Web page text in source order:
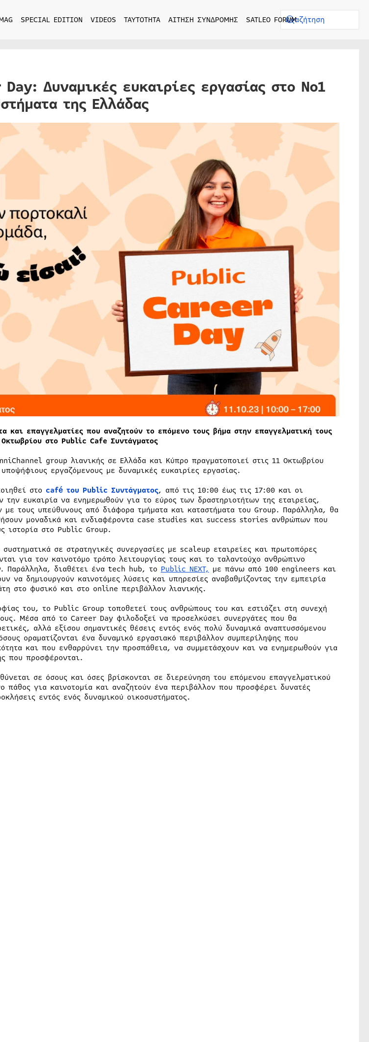
SPECIAL EDITION VIDEOS ΤΑΥΤΟΤΗΤΑ ΑΙΤΗΣΗ ΣΥΝΔΡΟΜΗΣ SATLEO FORUM
Δυναμικές ευκαιρίες εργασίας στο Νο1
της Ελλάδας
και επαγγελματίες που αναζητούν το επόμενο τους βήμα στην επαγγελματική τους
Οκτωβρίου στο Public Cafe Συντάγματος
group λιανικής σε Ελλάδα και Κύπρο πραγματοποιεί στις 11 Οκτωβρίου
εργαζόμενους με δυναμικές ευκαιρίες εργασίας.
στο café του Public Συντάγματος, από τις 10:00 έως τις 17:00 και οι
την ευκαιρία να ενημερωθούν για το εύρος των δραστηριοτήτων της εταιρείας,
με τους υπεύθυνους από διάφορα τμήματα και καταστήματα του Group. Παράλληλα, θα
μοναδικά και ενδιαφέροντα case studies και success stories ανθρώπων που
ιστορία στο Public Group.
σε στρατηγικές συνεργασίες με scaleup εταιρείες και πρωτοπόρες
για τον καινοτόμο τρόπο λειτουργίας τους και το ταλαντούχο ανθρώπινο
Παράλληλα, διαθέτει ένα tech hub, το Public NEXT, με πάνω από 100 engineers και
να δημιουργούν καινοτόμες λύσεις και υπηρεσίες αναβαθμίζοντας την εμπειρία
στο φυσικό και στο online περιβάλλον λιανικής.
του, το Public Group τοποθετεί τους ανθρώπους του και εστιάζει στη συνεχή
Μέσα από το Career Day φιλοδοξεί να προσελκύσει συνεργάτες που θα
αλλά εξίσου σημαντικές θέσεις εντός ενός πολύ δυναμικά αναπτυσσόμενου
οραματίζονται ένα δυναμικό εργασιακό περιβάλλον συμπερίληψης που
και που ενθαρρύνει την προσπάθεια, να συμμετάσχουν και να ενημερωθούν για
που προσφέρονται.
σε όσους και όσες βρίσκονται σε διερεύνηση του επόμενου επαγγελματικού
πάθος για καινοτομία και αναζητούν ένα περιβάλλον που προσφέρει δυνατές
εντός ενός δυναμικού οικοσυστήματος.